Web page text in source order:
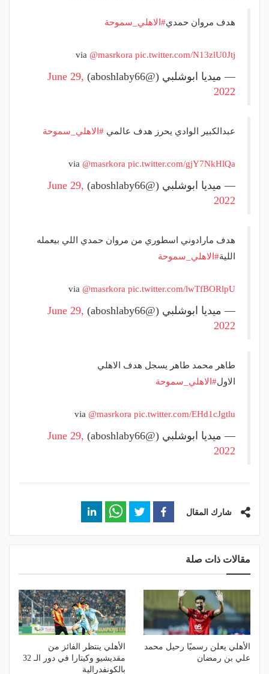
هدف مروان حمدي#الاهلي_سموحة
via @masrkora pic.twitter.com/N13zlU0Jtj
— ميديا ابوشلبي (@aboshlaby66)
June 29,
2022
عبدالكبير الوادي يحرز هدف عالمي #الاهلي_سموحة
via @masrkora pic.twitter.com/gjY7NkHlQa
— ميديا ابوشلبي (@aboshlaby66)
June 29,
2022
هدف مارادوني اسطوري من مروان حمدي اللي بيعمله
اللية#الاهلي_سموحة
via @masrkora pic.twitter.com/lwTfBORlpU
— ميديا ابوشلبي (@aboshlaby66)
June 29,
2022
طاهر محمد طاهر يسجل هدف الاهلي
الاول#الاهلي_سموحة
via @masrkora pic.twitter.com/EHd1cJgtlu
— ميديا ابوشلبي (@aboshlaby66)
June 29,
2022
شارك المقال
مقالات ذات صلة
الأهلي يعلن رسميًا رحيل محمد
علي بن رمضان
الأهلي ينتظر الفائز من
مقديشيو وكيتارا في دور الـ 32
بالكونفدرالية